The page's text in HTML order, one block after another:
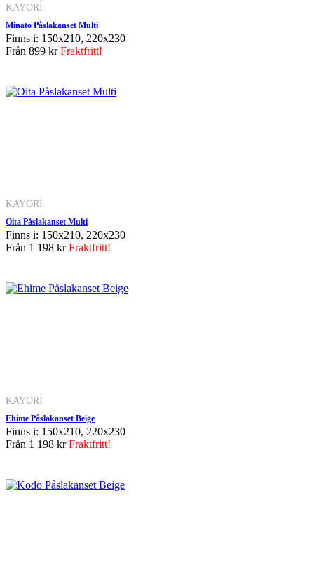
KAYORI
Minato Påslakanset Multi
Finns i: 150x210, 220x230
Från 899 krFraktfritt!
KAYORI
Oita Påslakanset Multi
Finns i: 150x210, 220x230
Från 1 198 krFraktfritt!
KAYORI
Ehime Påslakanset Beige
Finns i: 150x210, 220x230
Från 1 198 krFraktfritt!